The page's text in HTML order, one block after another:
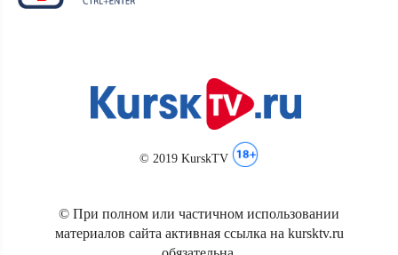
© 2019 KurskTV
© При полном или частичном использовании
материалов сайта активная ссылка на kursktv.ru